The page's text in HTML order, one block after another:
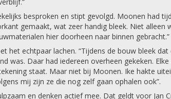
besproken en stipt gevolgd. Moonen had
gemaakt, wat zeer handig bleek. Niet alleen
hier doorheen naar binnen gebracht.”
het echtpaar lachen. “Tijdens de bouw bleek dat
was. Daar had iedereen overheen gekeken. Elke
staat. Maar niet bij Moonen. Ike hakte
mij zijn ze die nog zelf gaan ophalen ook”.
en denken actief mee. Dat geldt voor Jan